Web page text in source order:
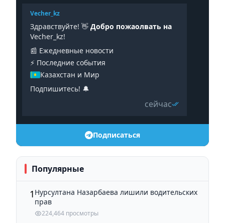
Vecher_kz
Здравствуйте! 👋 Добро пожаолвать на
Vecher_kz!
📰 Ежедневные новости
⚡️ Последние события
Казахстан и Мир
Подпишитесь! 🔔
сейчас
Подписаться
Популярные
1 Нурсултана Назарбаева лишили водительских
прав
224,464 просмотры